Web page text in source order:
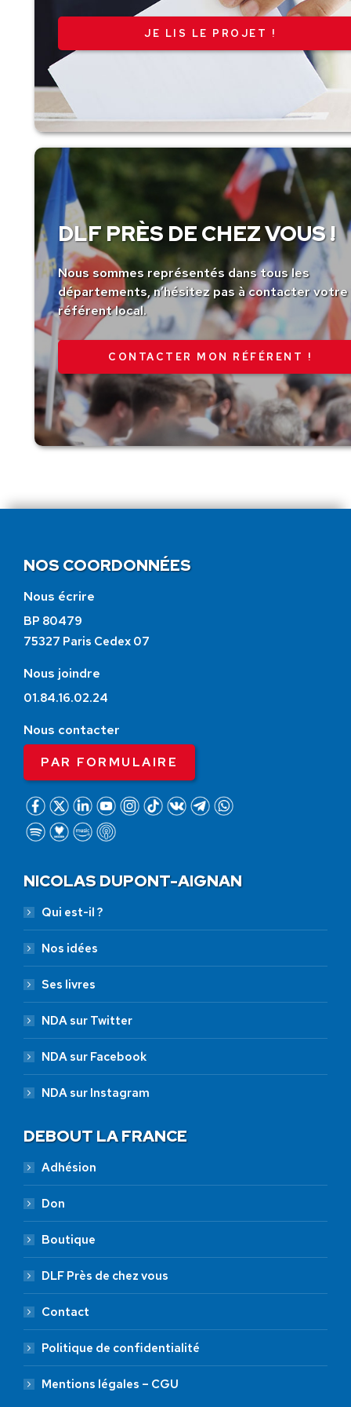
JE LIS LE PROJET !
DLF PRÈS DE CHEZ VOUS !
Nous sommes représentés dans tous les
départements, n’hésitez pas à contacter votre
référent local.
CONTACTER MON RÉFÉRENT !
NOS COORDONNÉES
Nous écrire
BP 80479
75327 Paris Cedex 07
Nous joindre
01.84.16.02.24
Nous contacter
PAR FORMULAIRE
NICOLAS DUPONT-AIGNAN
Qui est-il ?
Nos idées
Ses livres
NDA sur Twitter
NDA sur Facebook
NDA sur Instagram
DEBOUT LA FRANCE
Adhésion
Don
Boutique
DLF Près de chez vous
Contact
Politique de confidentialité
Mentions légales – CGU